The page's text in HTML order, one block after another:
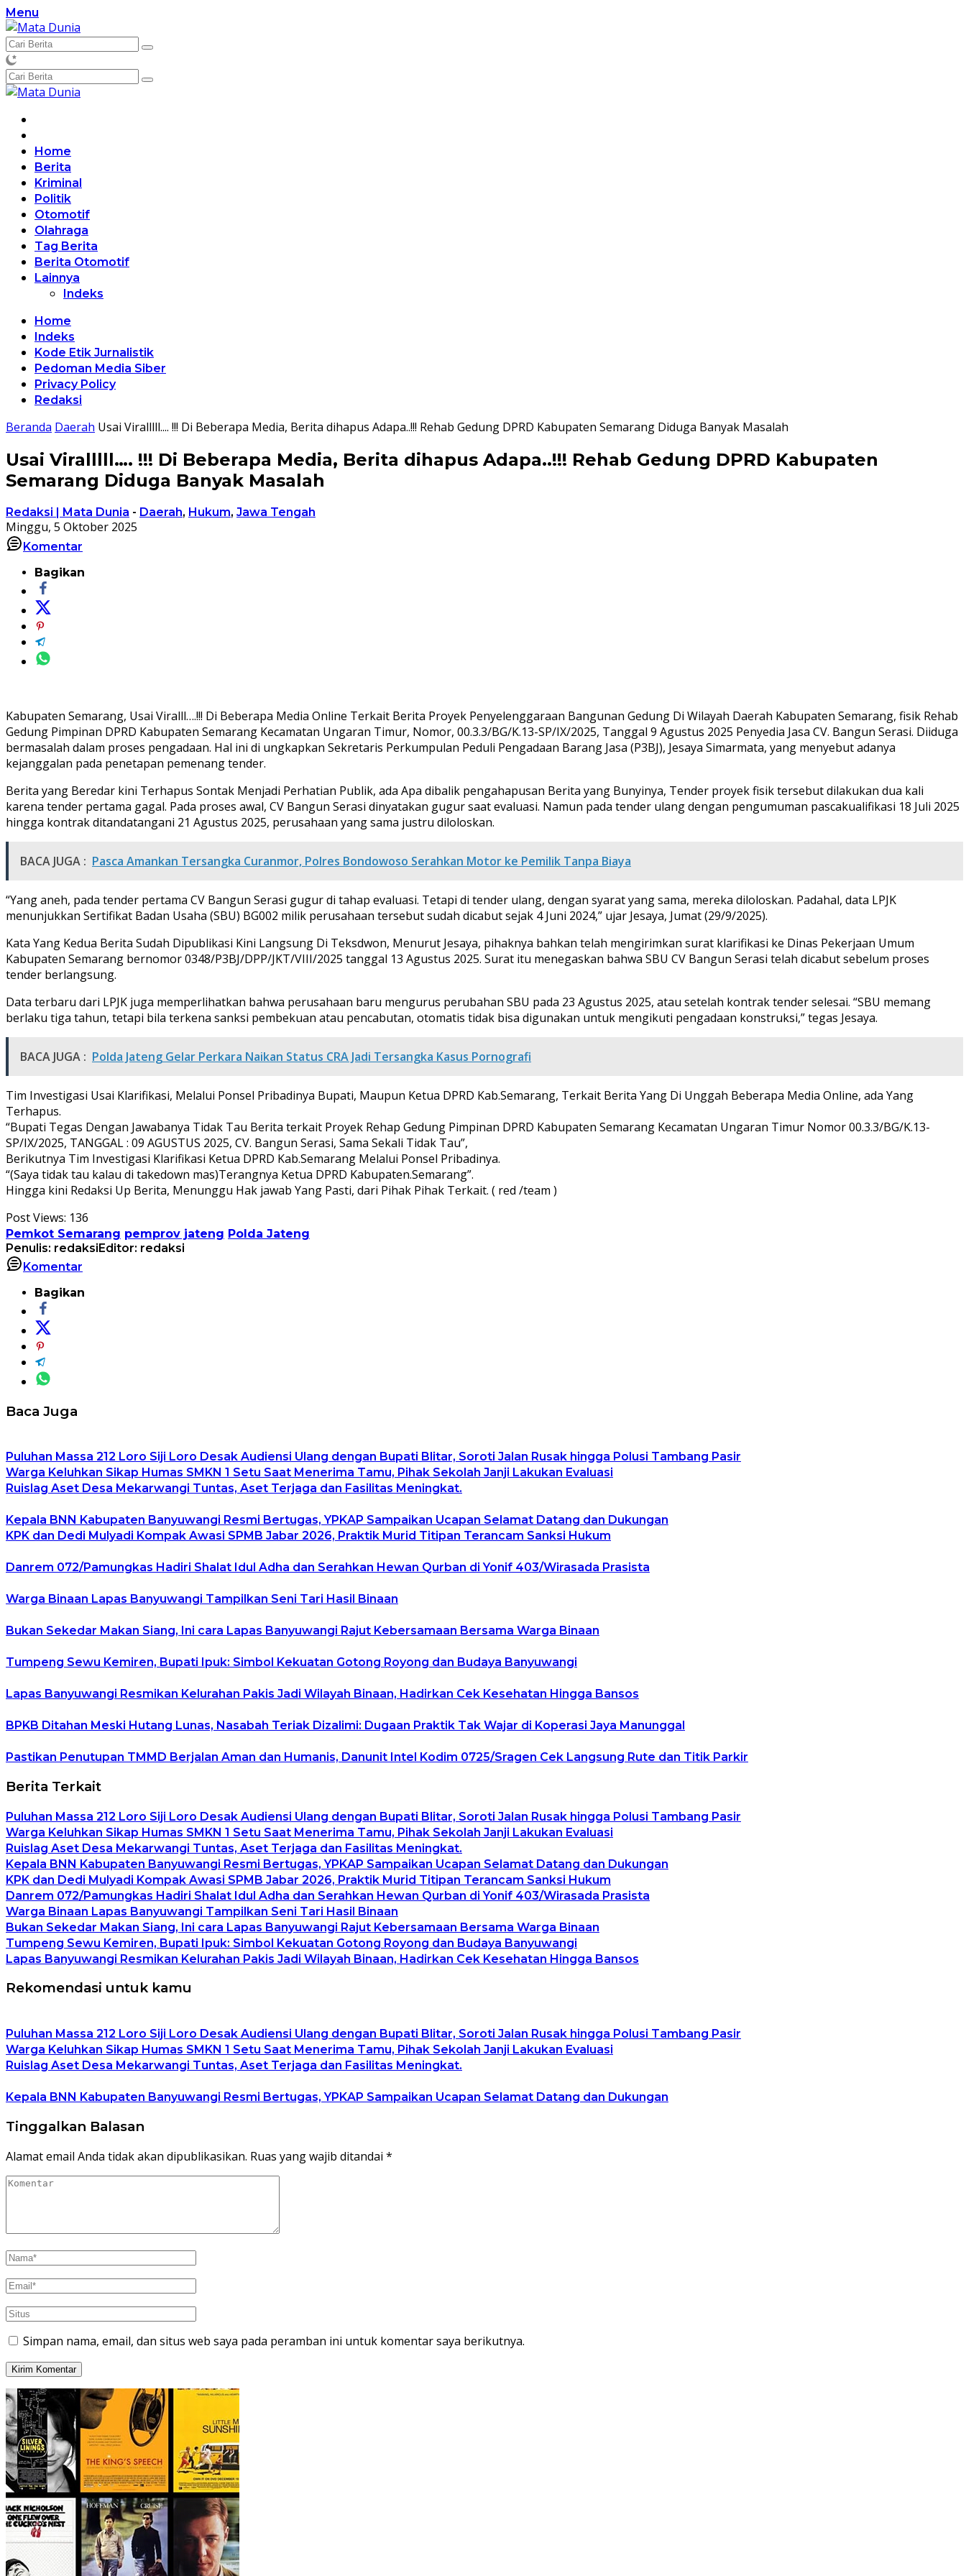
Langsung
ke
konten
Menu
Home
Berita
Kriminal
Politik
Otomotif
Olahraga
Tag Berita
Berita Otomotif
Lainnya
Indeks
Home
Indeks
Kode Etik Jurnalistik
Pedoman Media Siber
Privacy Policy
Redaksi
Beranda Daerah Usai Viralllll.... !!! Di Beberapa Media, Berita dihapus Adapa..!!! Rehab Gedung DPRD Kabupaten Semarang Diduga Banyak Masalah
Usai Viralllll…. !!! Di Beberapa Media, Berita dihapus Adapa..!!! Rehab Gedung DPRD Kabupaten
Semarang Diduga Banyak Masalah
Redaksi | Mata Dunia - Daerah, Hukum, Jawa Tengah
Minggu, 5 Oktober 2025
Komentar
Bagikan
Kabupaten Semarang, Usai Viralll….!!! Di Beberapa Media Online Terkait Berita Proyek Penyelenggaraan Bangunan Gedung Di Wilayah Daerah Kabupaten Semarang, fisik Rehab
Gedung Pimpinan DPRD Kabupaten Semarang Kecamatan Ungaran Timur, Nomor, 00.3.3/BG/K.13-SP/IX/2025, Tanggal 9 Agustus 2025 Penyedia Jasa CV. Bangun Serasi. Diiduga
bermasalah dalam proses pengadaan. Hal ini di ungkapkan Sekretaris Perkumpulan Peduli Pengadaan Barang Jasa (P3BJ), Jesaya Simarmata, yang menyebut adanya
kejanggalan pada penetapan pemenang tender.
Berita yang Beredar kini Terhapus Sontak Menjadi Perhatian Publik, ada Apa dibalik pengahapusan Berita yang Bunyinya, Tender proyek fisik tersebut dilakukan dua kali
karena tender pertama gagal. Pada proses awal, CV Bangun Serasi dinyatakan gugur saat evaluasi. Namun pada tender ulang dengan pengumuman pascakualifikasi 18 Juli 2025
hingga kontrak ditandatangani 21 Agustus 2025, perusahaan yang sama justru diloloskan.
BACA JUGA : Pasca Amankan Tersangka Curanmor, Polres Bondowoso Serahkan Motor ke Pemilik Tanpa Biaya
“Yang aneh, pada tender pertama CV Bangun Serasi gugur di tahap evaluasi. Tetapi di tender ulang, dengan syarat yang sama, mereka diloloskan. Padahal, data LPJK
menunjukkan Sertifikat Badan Usaha (SBU) BG002 milik perusahaan tersebut sudah dicabut sejak 4 Juni 2024,” ujar Jesaya, Jumat (29/9/2025).
Kata Yang Kedua Berita Sudah Dipublikasi Kini Langsung Di Teksdwon, Menurut Jesaya, pihaknya bahkan telah mengirimkan surat klarifikasi ke Dinas Pekerjaan Umum
Kabupaten Semarang bernomor 0348/P3BJ/DPP/JKT/VIII/2025 tanggal 13 Agustus 2025. Surat itu menegaskan bahwa SBU CV Bangun Serasi telah dicabut sebelum proses
tender berlangsung.
Data terbaru dari LPJK juga memperlihatkan bahwa perusahaan baru mengurus perubahan SBU pada 23 Agustus 2025, atau setelah kontrak tender selesai. “SBU memang
berlaku tiga tahun, tetapi bila terkena sanksi pembekuan atau pencabutan, otomatis tidak bisa digunakan untuk mengikuti pengadaan konstruksi,” tegas Jesaya.
BACA JUGA : Polda Jateng Gelar Perkara Naikan Status CRA Jadi Tersangka Kasus Pornografi
Tim Investigasi Usai Klarifikasi, Melalui Ponsel Pribadinya Bupati, Maupun Ketua DPRD Kab.Semarang, Terkait Berita Yang Di Unggah Beberapa Media Online, ada Yang
Terhapus.
“Bupati Tegas Dengan Jawabanya Tidak Tau Berita terkait Proyek Rehap Gedung Pimpinan DPRD Kabupaten Semarang Kecamatan Ungaran Timur Nomor 00.3.3/BG/K.13-
SP/IX/2025, TANGGAL : 09 AGUSTUS 2025, CV. Bangun Serasi, Sama Sekali Tidak Tau”,
Berikutnya Tim Investigasi Klarifikasi Ketua DPRD Kab.Semarang Melalui Ponsel Pribadinya.
“(Saya tidak tau kalau di takedown mas)Terangnya Ketua DPRD Kabupaten.Semarang”.
Hingga kini Redaksi Up Berita, Menunggu Hak jawab Yang Pasti, dari Pihak Pihak Terkait. ( red /team )
Post Views: 136
Pemkot Semarang pemprov jateng Polda Jateng
Penulis: redaksiEditor: redaksi
Komentar
Bagikan
Baca Juga
Puluhan Massa 212 Loro Siji Loro Desak Audiensi Ulang dengan Bupati Blitar, Soroti Jalan Rusak hingga Polusi Tambang Pasir
Warga Keluhkan Sikap Humas SMKN 1 Setu Saat Menerima Tamu, Pihak Sekolah Janji Lakukan Evaluasi
Ruislag Aset Desa Mekarwangi Tuntas, Aset Terjaga dan Fasilitas Meningkat.
Kepala BNN Kabupaten Banyuwangi Resmi Bertugas, YPKAP Sampaikan Ucapan Selamat Datang dan Dukungan
KPK dan Dedi Mulyadi Kompak Awasi SPMB Jabar 2026, Praktik Murid Titipan Terancam Sanksi Hukum
Danrem 072/Pamungkas Hadiri Shalat Idul Adha dan Serahkan Hewan Qurban di Yonif 403/Wirasada Prasista
Warga Binaan Lapas Banyuwangi Tampilkan Seni Tari Hasil Binaan
Bukan Sekedar Makan Siang, Ini cara Lapas Banyuwangi Rajut Kebersamaan Bersama Warga Binaan
Tumpeng Sewu Kemiren, Bupati Ipuk: Simbol Kekuatan Gotong Royong dan Budaya Banyuwangi
Lapas Banyuwangi Resmikan Kelurahan Pakis Jadi Wilayah Binaan, Hadirkan Cek Kesehatan Hingga Bansos
BPKB Ditahan Meski Hutang Lunas, Nasabah Teriak Dizalimi: Dugaan Praktik Tak Wajar di Koperasi Jaya Manunggal
Pastikan Penutupan TMMD Berjalan Aman dan Humanis, Danunit Intel Kodim 0725/Sragen Cek Langsung Rute dan Titik Parkir
Berita Terkait
Puluhan Massa 212 Loro Siji Loro Desak Audiensi Ulang dengan Bupati Blitar, Soroti Jalan Rusak hingga Polusi Tambang Pasir
Warga Keluhkan Sikap Humas SMKN 1 Setu Saat Menerima Tamu, Pihak Sekolah Janji Lakukan Evaluasi
Ruislag Aset Desa Mekarwangi Tuntas, Aset Terjaga dan Fasilitas Meningkat.
Kepala BNN Kabupaten Banyuwangi Resmi Bertugas, YPKAP Sampaikan Ucapan Selamat Datang dan Dukungan
KPK dan Dedi Mulyadi Kompak Awasi SPMB Jabar 2026, Praktik Murid Titipan Terancam Sanksi Hukum
Danrem 072/Pamungkas Hadiri Shalat Idul Adha dan Serahkan Hewan Qurban di Yonif 403/Wirasada Prasista
Warga Binaan Lapas Banyuwangi Tampilkan Seni Tari Hasil Binaan
Bukan Sekedar Makan Siang, Ini cara Lapas Banyuwangi Rajut Kebersamaan Bersama Warga Binaan
Tumpeng Sewu Kemiren, Bupati Ipuk: Simbol Kekuatan Gotong Royong dan Budaya Banyuwangi
Lapas Banyuwangi Resmikan Kelurahan Pakis Jadi Wilayah Binaan, Hadirkan Cek Kesehatan Hingga Bansos
Rekomendasi untuk kamu
Puluhan Massa 212 Loro Siji Loro Desak Audiensi Ulang dengan Bupati Blitar, Soroti Jalan Rusak hingga Polusi Tambang Pasir
Warga Keluhkan Sikap Humas SMKN 1 Setu Saat Menerima Tamu, Pihak Sekolah Janji Lakukan Evaluasi
Ruislag Aset Desa Mekarwangi Tuntas, Aset Terjaga dan Fasilitas Meningkat.
Kepala BNN Kabupaten Banyuwangi Resmi Bertugas, YPKAP Sampaikan Ucapan Selamat Datang dan Dukungan
Tinggalkan Balasan
Alamat email Anda tidak akan dipublikasikan. Ruas yang wajib ditandai *
Simpan nama, email, dan situs web saya pada peramban ini untuk komentar saya berikutnya.